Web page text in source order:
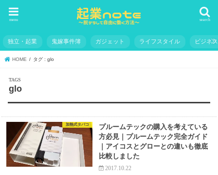
search
menu
独立・起業 鬼嫁事件簿 ガジェット ライフスタイル ビジネス
HOME タグ : glo
glo
加熱式タバコ
プルームテックの購入を考えている
方必見｜プルームテック完全ガイド
｜アイコスとグローとの違いも徹底
比較しました
2017.10.22